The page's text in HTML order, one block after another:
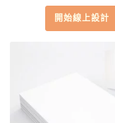
開始線上設計